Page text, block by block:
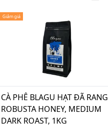
Giảm giá
CÀ PHÊ BLAGU HẠT ĐÃ RANG
ROBUSTA HONEY, MEDIUM
DARK ROAST, 1KG